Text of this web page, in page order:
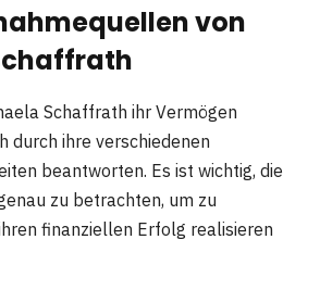
von
Schaffrath ihr Vermögen
durch ihre verschiedenen
beantworten. Es ist wichtig, die
zu betrachten, um zu
finanziellen Erfolg realisieren